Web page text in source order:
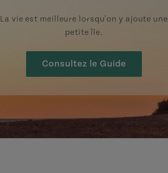
La vie est meilleure lorsqu'on y ajoute une
petite île.
Consultez le Guide